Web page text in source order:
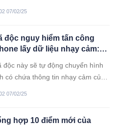
07/02/25
độc nguy hiểm tấn công
lấy dữ liệu nhạy cảm:
độc này sẽ tự động chuyển hình
có chứa thông tin nhạy cảm của
07/02/25
hợp 10 điểm mới của